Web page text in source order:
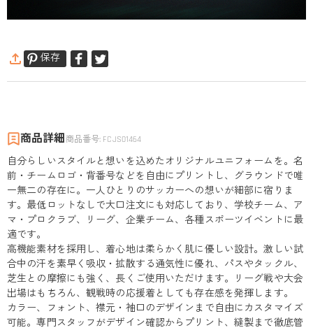
保存
商品詳細 商品番号: FCJS01464
自分らしいスタイルと想いを込めたオリジナルユニフォームを。名
前・チームロゴ・背番号などを自由にプリントし、グラウンドで唯
一無二の存在に。一人ひとりのサッカーへの想いが細部に宿りま
す。最低ロットなしで大口注文にも対応しており、学校チーム、ア
マ・プロクラブ、リーグ、企業チーム、各種スポーツイベントに最
適です。
高機能素材を採用し、着心地は柔らかく肌に優しい設計。激しい試
合中の汗を素早く吸収・拡散する通気性に優れ、パスやタックル、
芝生との摩擦にも強く、長くご使用いただけます。リーグ戦や大会
出場はもちろん、観戦時の応援着としても存在感を発揮します。
カラー、フォント、襟元・袖口のデザインまで自由にカスタマイズ
可能。専門スタッフがデザイン確認からプリント、縫製まで徹底管